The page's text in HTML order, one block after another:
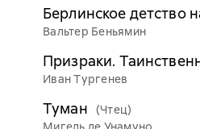
Берлинское детство
Вальтер Беньямин
Призраки.
Иван Тургенев
Туман
(Чтец)